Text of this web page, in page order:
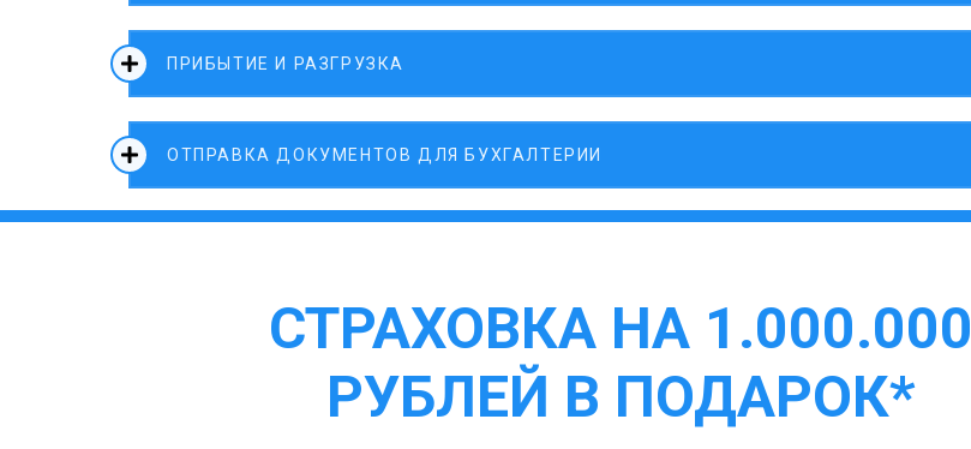
ПРИБЫТИЕ И РАЗГРУЗКА
ОТПРАВКА ДОКУМЕНТОВ ДЛЯ БУХГАЛТЕРИИ
СТРАХОВКА НА 1.000.000
РУБЛЕЙ В ПОДАРОК*